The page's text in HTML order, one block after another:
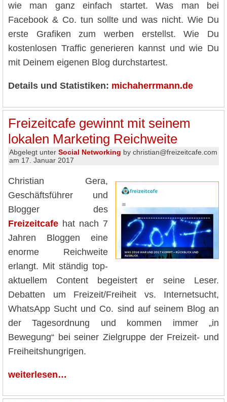
wie man ganz einfach startet. Was man bei
Facebook & Co. tun sollte und was nicht. Wie Du
erste Grafiken zum werben erstellst. Wie Du
kostenlosen Traffic generieren kannst und wie Du
mit Deinem eigenen Blog durchstartest.
Details und Statistiken: michaherrmann.de
Freizeitcafe gewinnt mit seinem
lokalen Marketing Reichweite
Abgelegt unter Social Networking by christian@freizeitcafe.com
am 17. Januar 2017
Christian Gera,
Geschäftsführer und
Blogger des
Freizeitcafe hat nach 7
Jahren Bloggen eine
enorme Reichweite
erlangt. Mit ständig top-
aktuellem Content begeistert er seine Leser.
Debatten um Freizeit/Freiheit vs. Internetsucht,
WhatsApp Sucht und Co. sind auf seinem Blog an
der Tagesordnung und kommen immer „in
Bewegung“ bei seiner Zielgruppe der Freizeit- und
Freiheitshungrigen.
weiterlesen…